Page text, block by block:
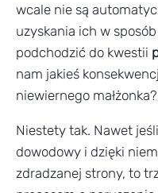
wcale nie są
uzyskania ich w
podchodzić do kwestii
nam jakieś
niewiernego małżonka?
Niestety tak. Nawet
dowodowy i dzięki
zdradzanej strony, to